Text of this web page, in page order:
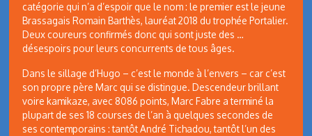
catégorie qui n’a d’espoir que le nom : le premier est le jeune
Brassagais Romain Barthès, lauréat 2018 du trophée Portalier.
Deux coureurs confirmés donc qui sont juste des …
désespoirs pour leurs concurrents de tous âges.
Dans le sillage d’Hugo – c’est le monde à l’envers – car c’est
son propre père Marc qui se distingue. Descendeur brillant
voire kamikaze, avec 8086 points, Marc Fabre a terminé la
plupart de ses 18 courses de l’an à quelques secondes de
ses contemporains : tantôt André Tichadou, tantôt l’un des